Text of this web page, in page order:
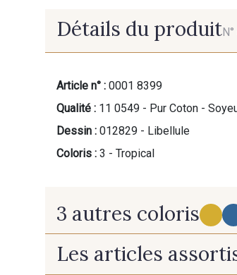
Détails du produit
Article n° : 0001 8399
Qualité : 11 0549 - Pur Coton -
Dessin : 012829 - Libellule
Coloris : 3 - Tropical
3 autres coloris
1 - Solar 2 -
Les articles